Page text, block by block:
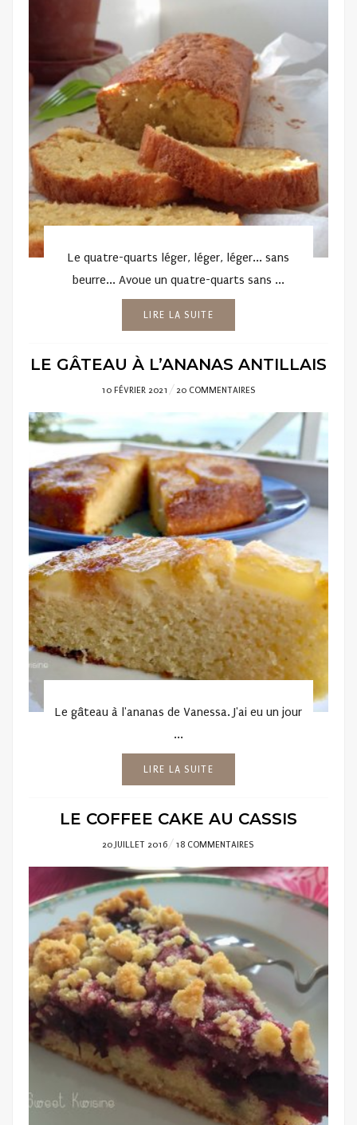
Le quatre-quarts léger, léger, léger... sans
beurre... Avoue un quatre-quarts sans ...
LIRE LA SUITE
LE GÂTEAU À L’ANANAS ANTILLAIS
POSTED
10 FÉVRIER 2021 20 COMMENTAIRES
Le gâteau à l'ananas de Vanessa. J'ai eu un jour
...
LIRE LA SUITE
LE COFFEE CAKE AU CASSIS
POSTED
ON
20 JUILLET 2016 18 COMMENTAIRES